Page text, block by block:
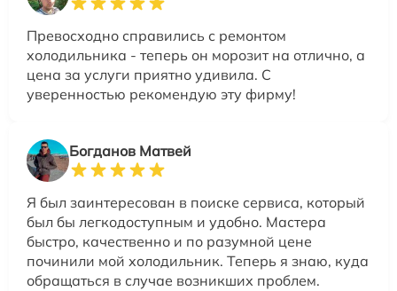
Превосходно справились с ремонтом
холодильника - теперь он морозит на отлично, а
цена за услуги приятно удивила. С
уверенностью рекомендую эту фирму!
Богданов Матвей
Я был заинтересован в поиске сервиса, который
был бы легкодоступным и удобно. Мастера
быстро, качественно и по разумной цене
починили мой холодильник. Теперь я знаю, куда
обращаться в случае возникших проблем.